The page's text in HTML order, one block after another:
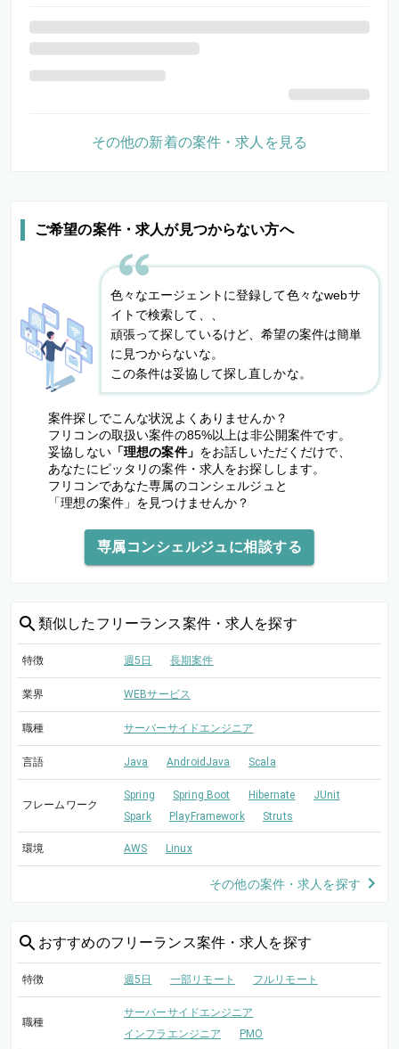
ご希望の案件・求人が見つからない方へ
色々なエージェントに登録して色々なwebサ
イトで検索して、、
頑張って探しているけど、希望の案件は簡単
に見つからないな。
この条件は妥協して探し直しかな。
案件探しでこんな状況よくありませんか？
フリコンの取扱い案件の85%以上は非公開案件です。
妥協しない「理想の案件」 をお話しいただくだけで、
あなたにピッタリの案件・求人をお探しします。
フリコンであなた専属のコンシェルジュと
「理想の案件」を見つけませんか？
専属コンシェルジュに相談する
類似した フリーランス案件・求人を探す
特徴 週5日 長期案件
業界 WEBサービス
職種 サーバーサイドエンジニア
言語 Java AndroidJava Scala
フレームワーク
Spring Spring Boot Hibernate
JUnit
Spark
PlayFramework Struts
環境 AWS Linux
その他の案件・求人を探す
おすすめのフリーランス案件・求人を探す
特徴 週5日 一部リモート フルリモート
職種
サーバーサイドエンジニア
インフラエンジニア
PMO
その他の新着の案件・求人を見る